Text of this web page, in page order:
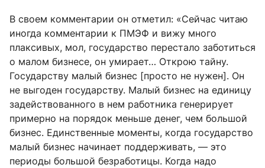
В своем комментарии он отметил: «Сейчас читаю
иногда комментарии к ПМЭФ и вижу много
плаксивых, мол, государство перестало заботиться
о малом бизнесе, он умирает… Открою тайну.
Государству малый бизнес [просто не нужен]. Он
не выгоден государству. Малый бизнес на единицу
задействованного в нем работника генерирует
примерно на порядок меньше денег, чем большой
бизнес. Единственные моменты, когда государство
малый бизнес начинает поддерживать, — это
периоды большой безработицы. Когда надо